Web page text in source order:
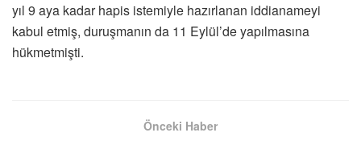
yıl 9 aya kadar hapis istemiyle hazırlanan iddianameyi
kabul etmiş, duruşmanın da 11 Eylül’de yapılmasına
hükmetmişti.
Önceki Haber